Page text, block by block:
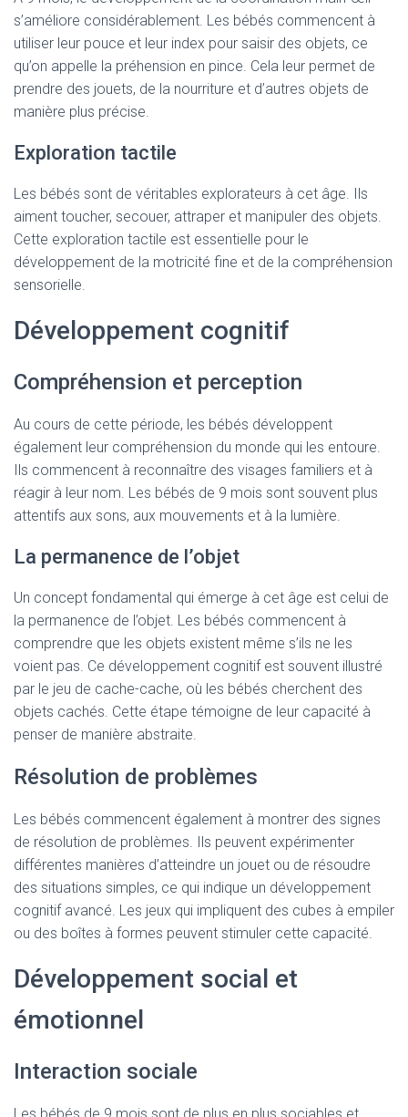
s’améliore considérablement. Les bébés commencent à
utiliser leur pouce et leur index pour saisir des objets, ce
qu’on appelle la préhension en pince. Cela leur permet de
prendre des jouets, de la nourriture et d’autres objets de
manière plus précise.
Exploration tactile
Les bébés sont de véritables explorateurs à cet âge. Ils
aiment toucher, secouer, attraper et manipuler des objets.
Cette exploration tactile est essentielle pour le
développement de la motricité fine et de la compréhension
sensorielle.
Développement cognitif
Compréhension et perception
Au cours de cette période, les bébés développent
également leur compréhension du monde qui les entoure.
Ils commencent à reconnaître des visages familiers et à
réagir à leur nom. Les bébés de 9 mois sont souvent plus
attentifs aux sons, aux mouvements et à la lumière.
La permanence de l’objet
Un concept fondamental qui émerge à cet âge est celui de
la permanence de l’objet. Les bébés commencent à
comprendre que les objets existent même s’ils ne les
voient pas. Ce développement cognitif est souvent illustré
par le jeu de cache-cache, où les bébés cherchent des
objets cachés. Cette étape témoigne de leur capacité à
penser de manière abstraite.
Résolution de problèmes
Les bébés commencent également à montrer des signes
de résolution de problèmes. Ils peuvent expérimenter
différentes manières d’atteindre un jouet ou de résoudre
des situations simples, ce qui indique un développement
cognitif avancé. Les jeux qui impliquent des cubes à empiler
ou des boîtes à formes peuvent stimuler cette capacité.
Développement social et
émotionnel
Interaction sociale